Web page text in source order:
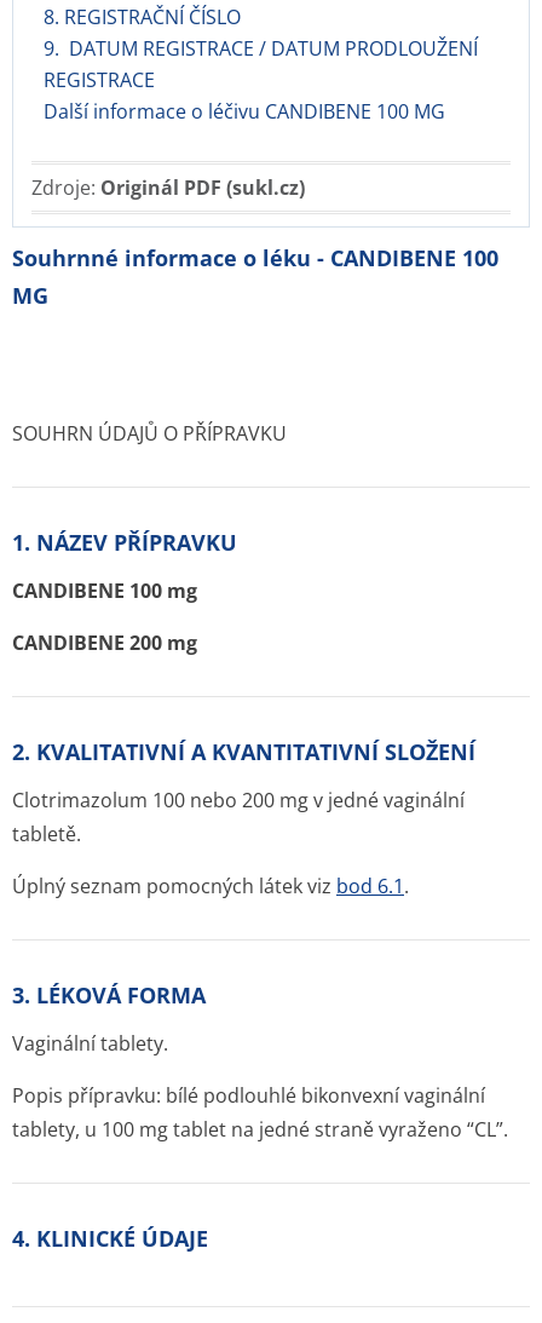
8. REGISTRAČNÍ ČÍSLO
9. DATUM REGISTRACE / DATUM PRODLOUŽENÍ
REGISTRACE
Další informace o léčivu CANDIBENE 100 MG
Zdroje: Originál PDF (sukl.cz)
Souhrnné informace o léku - CANDIBENE 100
MG
SOUHRN ÚDAJŮ O PŘÍPRAVKU
1. NÁZEV PŘÍPRAVKU
CANDIBENE 100 mg
CANDIBENE 200 mg
2. KVALITATIVNÍ A KVANTITATIVNÍ SLOŽENÍ
Clotrimazolum 100 nebo 200 mg v jedné vaginální
tabletě.
Úplný seznam pomocných látek viz bod 6.1.
3. LÉKOVÁ FORMA
Vaginální tablety.
Popis přípravku: bílé podlouhlé bikonvexní vaginální
tablety, u 100 mg tablet na jedné straně vyraženo “CL”.
4. KLINICKÉ ÚDAJE